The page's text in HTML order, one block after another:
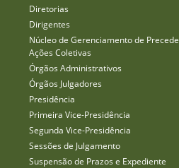
Diretorias
Dirigentes
Núcleo de Gerenciamento de
Ações Coletivas
Órgãos Administrativos
Órgãos Julgadores
Presidência
Primeira Vice-Presidência
Segunda Vice-Presidência
Sessões de Julgamento
Suspensão de Prazos e Expediente